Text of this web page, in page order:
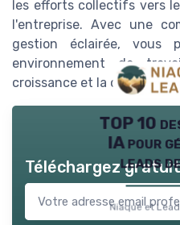
les efforts collectifs vers
l'entreprise. Avec une
gestion éclairée, vous
environnement de
croissance et la
TOP 10
IA pour
leads
Niaque et
Téléchargez